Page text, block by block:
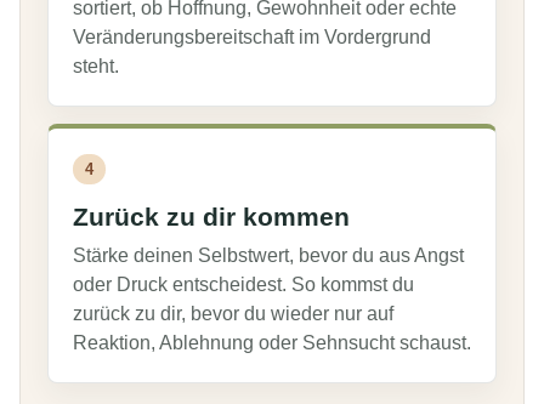
sortiert, ob Hoffnung, Gewohnheit oder echte
Veränderungsbereitschaft im Vordergrund
steht.
4
Zurück zu dir kommen
Stärke deinen Selbstwert, bevor du aus Angst
oder Druck entscheidest. So kommst du
zurück zu dir, bevor du wieder nur auf
Reaktion, Ablehnung oder Sehnsucht schaust.